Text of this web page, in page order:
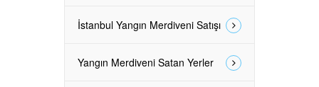
İstanbul Yangın Merdiveni Satışı
Yangın Merdiveni Satan Yerler